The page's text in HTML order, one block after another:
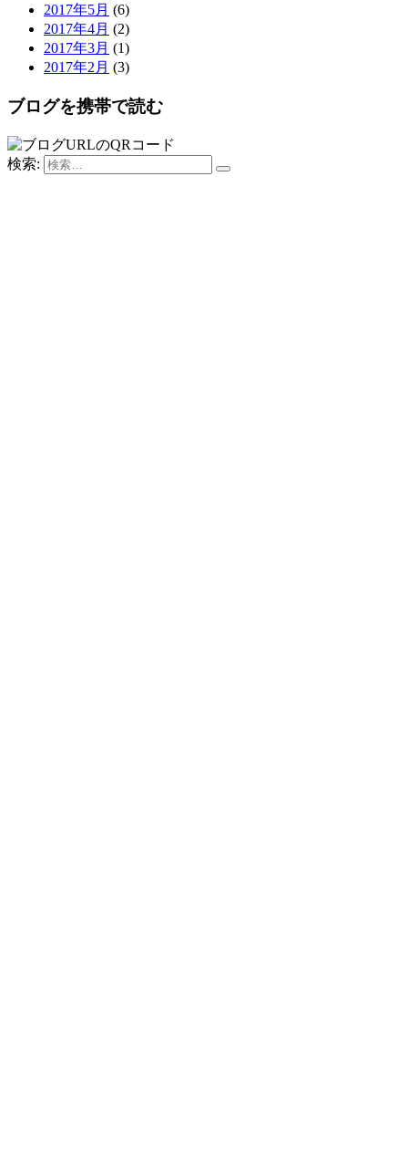
2017年5月 (6)
2017年4月 (2)
2017年3月 (1)
2017年2月 (3)
ブログを携帯で読む
検索: